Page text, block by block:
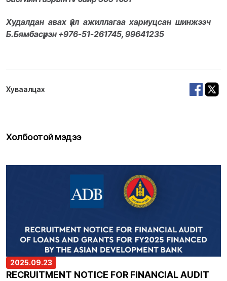
Худалдан авах үйл ажиллагаа хариуцсан шинжээч
Б.Бямбасүрэн +976-51-261745, 99641235
Хуваалцах
Холбоотой мэдээ
2025.09.23
RECRUITMENT NOTICE FOR FINANCIAL AUDIT